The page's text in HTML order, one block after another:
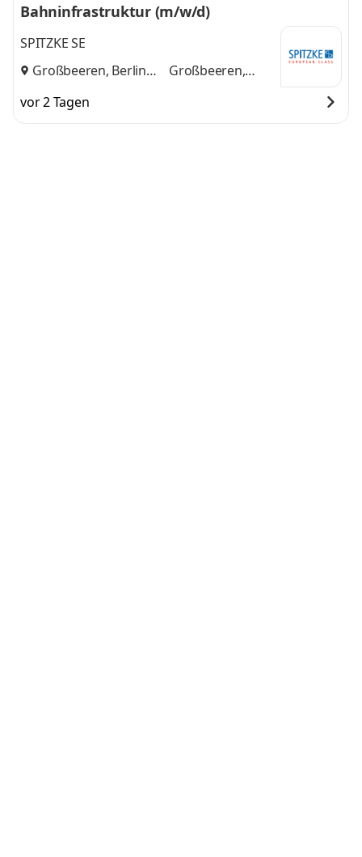
Bahninfrastruktur (m/w/d)
SPITZKE SE
Großbeeren, Berlin
Großbeeren,
vor 2 Tagen